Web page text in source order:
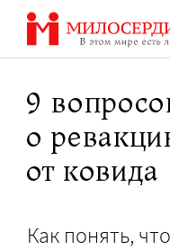
Перейти
содержанию
9
о
от ковида
Как понять,